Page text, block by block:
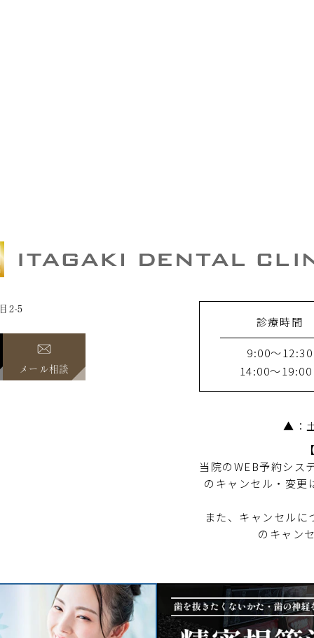
2-5
メール相談
診療時間
9:00～12:30
14:00～19:00
▲：
当院のWEB予約シス
のキャンセル・変更
また、キャンセル
のキャン